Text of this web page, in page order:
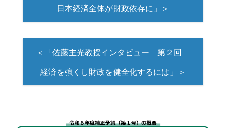
日本経済全体が財政依存に」＞
＜「佐藤主光教授インタビュー 第２回
経済を強くし財政を健全化するには」＞